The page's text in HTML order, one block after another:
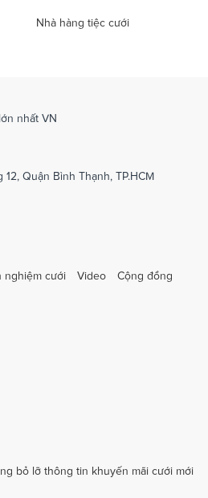
Nhà hàng tiệc cưới
nhất VN
Quận Bình Thạnh, TP.HCM
nghiệm cưới Video Cộng đồng
bỏ lỡ thông tin khuyến mãi cưới mới